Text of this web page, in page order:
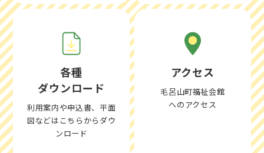
各種
ダウンロード
利用案内や申込書、平面
図などはこちらからダウ
ンロード
アクセス
毛呂山町福祉会館
へのアクセス